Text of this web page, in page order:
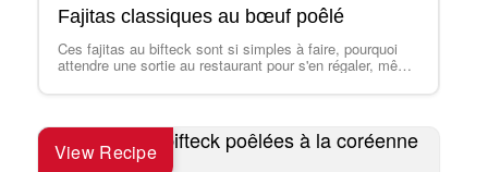
Fajitas classiques au bœuf poêlé
Ces fajitas au bifteck sont si simples à faire, pourquoi
attendre une sortie au restaurant pour s'en régaler, même
saveur, des poivrons et des oignons sautés, le tout servi
View Recipe